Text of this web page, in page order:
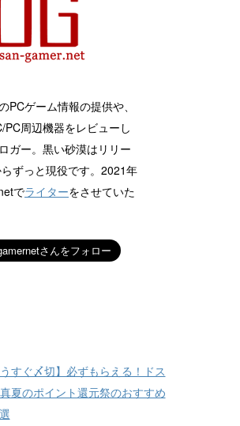
PCゲーム情報の提供や、
PC周辺機器をレビューし
ガー。黒い砂漠はリリー
ずっと現役です。2021年
でライターをさせていた
うすぐ〆切】必ずもらえる！ドス
夏のポイント還元祭のおすすめ